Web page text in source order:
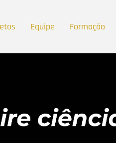
Equipe Formação